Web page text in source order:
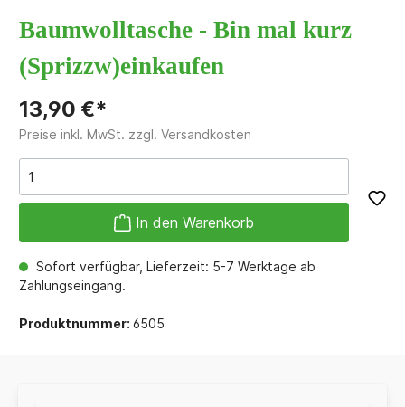
Baumwolltasche - Bin mal kurz
(Sprizzw)einkaufen
13,90 €*
Preise inkl. MwSt. zzgl. Versandkosten
Sofort verfügbar, Lieferzeit: 5-7 Werktage ab
Zahlungseingang.
In den Warenkorb
Produktnummer: 6505